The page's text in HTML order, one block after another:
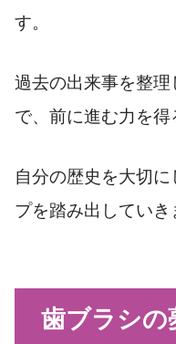
す。
過去の出来事を整理
で、前に進む力を得
自分の歴史を大切
プを踏み出していき
歯ブラシの